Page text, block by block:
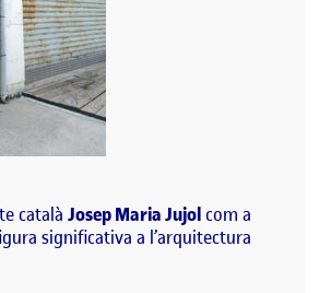
català Josep Maria Jujolcom a
a significativa a l’arquitectura